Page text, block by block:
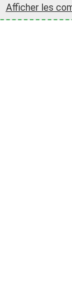
Afficher les